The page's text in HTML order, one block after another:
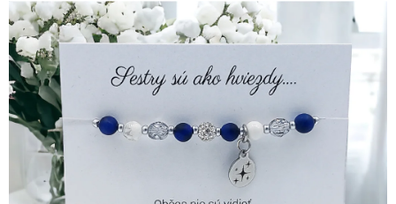
produktu
je
0,0
z
5
hviezdičiek.